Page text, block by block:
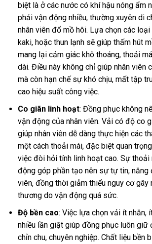
biệt là ở các nước có khí hậu nóng ẩm
phải vận động nhiều, thường xuyên di
nhân viên đổ mồ hôi. Lựa chọn các
kaki, hoặc thun lạnh sẽ giúp thấm hút
mang lại cảm giác khô thoáng, thoải
dài. Điều này không chỉ giúp nhân viên
mà còn hạn chế sự khó chịu, mất tập
cao hiệu suất công việc.
Co giãn linh hoạt: Đồng phục không
vận động của nhân viên. Vải có độ co
giúp nhân viên dễ dàng thực hiện các
một cách thoải mái, đặc biệt quan
việc đòi hỏi tính linh hoạt cao. Sự thoải
động góp phần tạo nên sự tự tin, năng
viên, đồng thời giảm thiểu nguy cơ gây
thương do vận động quá sức.
Độ bền cao: Việc lựa chọn vải ít nhăn,
nhiều lần giặt giúp đồng phục luôn giữ
chỉn chu, chuyên nghiệp. Chất liệu bền